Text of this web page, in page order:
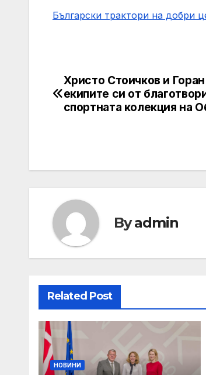
Български трактори на добри
Post
navigation
Христо Стоичков и
екипите си от
спортната колекция на
Byadmin
Related Post
НОВИНИ